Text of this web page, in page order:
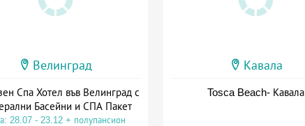
Велинград
Спа Хотел във Велинград с
Басейни и СПА Пакет
28.07 - 23.12 + полупансион
Кавала
Tosca Beach- Кавала